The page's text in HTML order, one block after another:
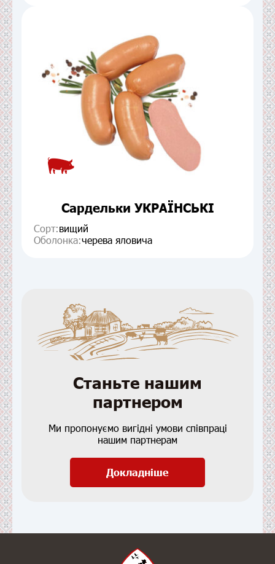
Сардельки УКРАЇНСЬКІ
Сорт:вищий
Оболонка:черева яловича
Станьте нашим
партнером
Ми пропонуємо вигідні умови співпраці
нашим партнерам
Докладніше